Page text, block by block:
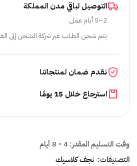
التوصيل لباقي مدن المملكة
2–5 أيام عمل
يتم شحن الطلب عبر شركة الشحن إلى
نقدم ضمان لمنتجاتنا
استرجاع خلال 15 يومًا
وقت التسليم المقدر:4 - 8 أيام
التصنيفات: نجف كلاسيك